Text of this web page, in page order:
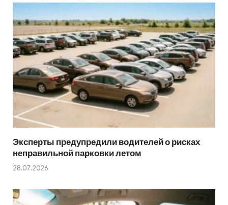
Эксперты предупредили водителей о рисках
неправильной парковки летом
28.07.2026